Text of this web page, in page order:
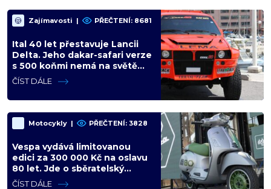
Zajímavosti | PŘEČTENÍ: 8681
Ital 40 let přestavuje Lancii
Delta. Jeho dakar-safari verze
s 500 koňmi nemá na světě
konkurenci
ČÍST DÁLE
Motocykly | PŘEČTENÍ: 3828
Vespa vydává limitovanou
edici za 300 000 Kč na oslavu
80 let. Jde o sběratelský
kalkul místo jízdního upgradu
ČÍST DÁLE